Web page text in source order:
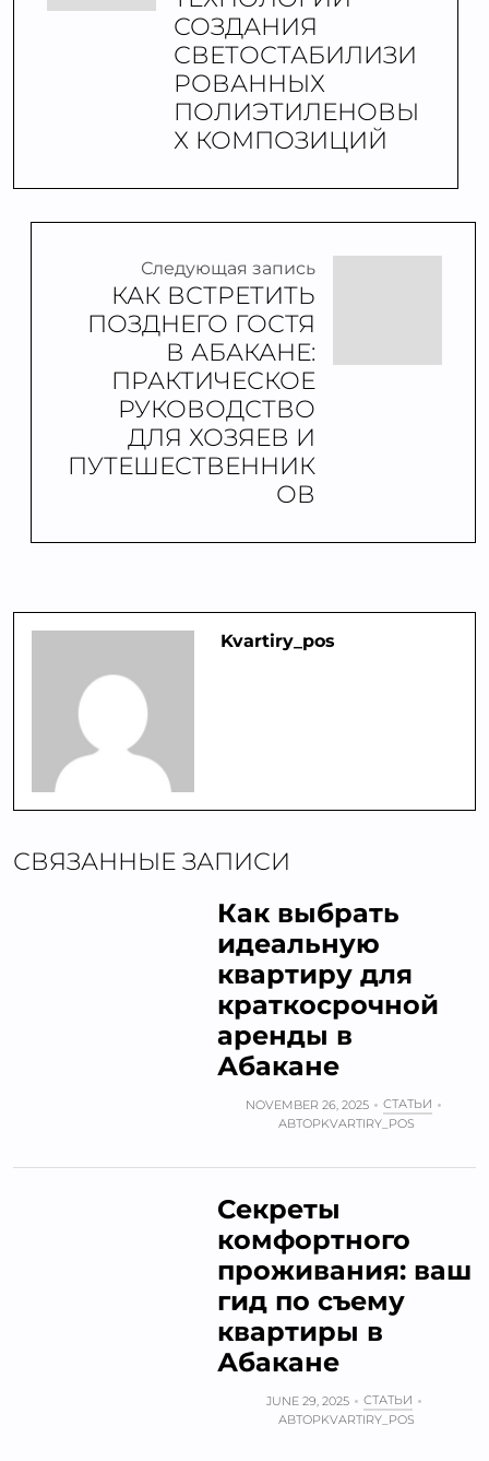
СОЗДАНИЯ
СВЕТОСТАБИЛИЗИ
РОВАННЫХ
ПОЛИЭТИЛЕНОВЫ
Х КОМПОЗИЦИЙ
Следующая запись
КАК ВСТРЕТИТЬ
ПОЗДНЕГО ГОСТЯ
В АБАКАНЕ:
ПРАКТИЧЕСКОЕ
РУКОВОДСТВО
ДЛЯ ХОЗЯЕВ И
ПУТЕШЕСТВЕННИК
ОВ
Kvartiry_pos
СВЯЗАННЫЕ ЗАПИСИ
Как выбрать
идеальную
квартиру для
краткосрочной
аренды в
Абакане
NOVEMBER 26, 2025
СТАТЬИ
АВТОРKVARTIRY_POS
Секреты
комфортного
проживания: ваш
гид по съему
квартиры в
Абакане
JUNE 29, 2025
СТАТЬИ
АВТОРKVARTIRY_POS